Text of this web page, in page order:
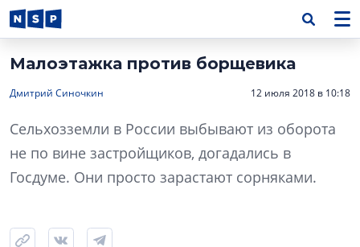
Малоэтажка против борщевика
Дмитрий Синочкин 12 июля 2018 в 10:18
Сельхозземли в России выбывают из оборота
не по вине застройщиков, догадались в
Госдуме. Они просто зарастают сорняками.